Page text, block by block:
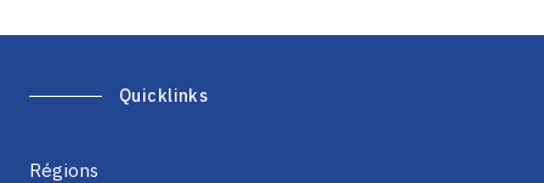
Quicklinks
Régions